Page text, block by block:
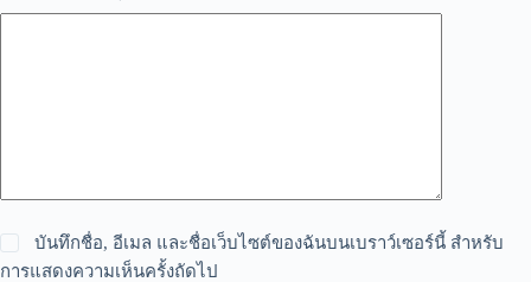
บันทึกชื่อ, อีเมล และชื่อเว็บไซต์ของฉันบนเบราว์เซอร์นี้ สำหรับ
การแสดงความเห็นครั้งถัดไป